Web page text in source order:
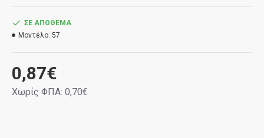
0,87€
Χωρίς ΦΠΑ: 0,70€
ΣΕ ΑΠΌΘΕΜΑ
Μοντέλο: 57